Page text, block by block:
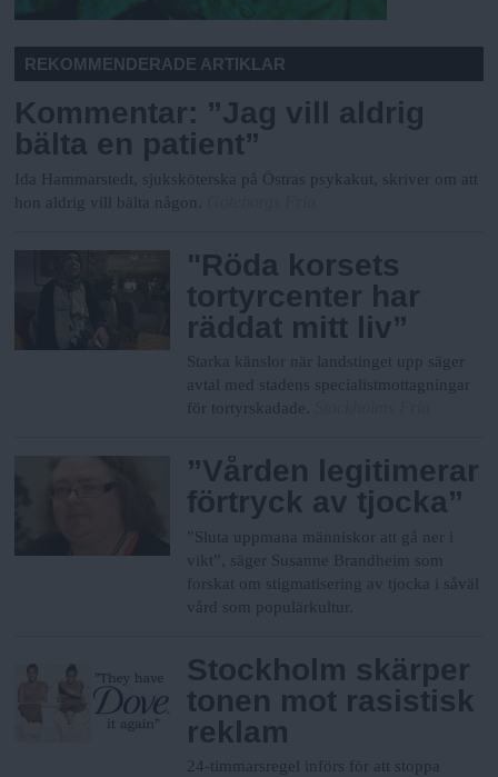
REKOMMENDERADE ARTIKLAR
Kommentar: ”Jag vill aldrig
bälta en patient”
Ida Hammarstedt, sjuksköterska på Östras psykakut, skriver om att
hon aldrig vill bälta någon.
"Röda korsets
tortyrcenter har
räddat mitt liv”
Starka känslor när landstinget upp säger
avtal med stadens specialistmottagningar
för tortyrskadade.
”Vården legitimerar
förtryck av tjocka”
”Sluta uppmana människor att gå ner i
vikt”, säger Susanne Brandheim som
forskat om stigmatisering av tjocka i såväl
vård som populärkultur.
Stockholm skärper
tonen mot rasistisk
reklam
24-timmarsregel införs för att stoppa